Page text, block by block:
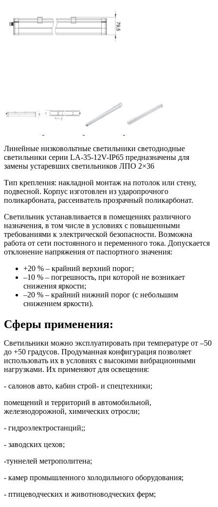
Линейные низковольтные светильники светодиодные
светильники серии LA-35-12V-IP65 предназначены для
замены устаревших светильников ЛПО 2×36
Тип крепления: накладной монтаж на потолок или стену,
подвесной. Корпус изготовлен из ударопрочного
поликарбоната, рассеиватель прозрачный поликарбонат.
Светильник устанавливается в помещениях различного
назначения, в том числе в условиях с повышенными
требованиями к электрической безопасности. Возможна
работа от сети постоянного и переменного тока. Допускается
отклонение напряжения от паспортного значения:
+20 % – крайний верхний порог;
–10 % – погрешность, при которой не возникает
снижения яркости;
–20 % – крайний нижний порог (с небольшим
снижением яркости).
Сферы применения:
Светильники можно эксплуатировать при температуре от –50
до +50 градусов. Продуманная конфигурация позволяет
использовать их в условиях с высокими вибрационными
нагрузками. Их применяют для освещения:
- салонов авто, кабин строй- и спецтехники;
помещений и территорий в автомобильной,
железнодорожной, химических отросли;
- гидроэлектростанций;;
- заводских цехов;
-туннелей метрополитена;
- камер промышленного холодильного оборудования;
- птицеводческих и животноводческих ферм;